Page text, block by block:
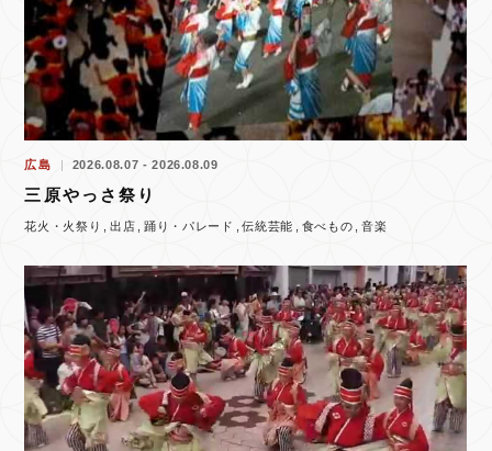
広島 2026.08.07 - 2026.08.09
三原やっさ祭り
花火・火祭り 出店 踊り・パレード 伝統芸能 食べもの 音楽